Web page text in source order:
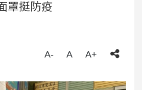
罩挺防疫
A- A A+